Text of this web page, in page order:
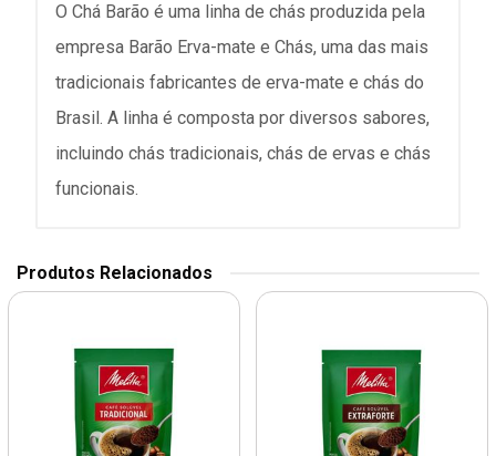
O Chá Barão é uma linha de chás produzida pela
empresa Barão Erva-mate e Chás, uma das mais
tradicionais fabricantes de erva-mate e chás do
Brasil. A linha é composta por diversos sabores,
incluindo chás tradicionais, chás de ervas e chás
funcionais.
Produtos Relacionados